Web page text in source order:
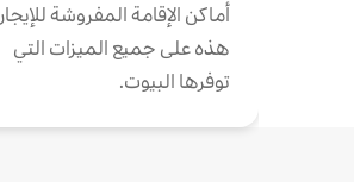
أماكن الإقامة المفروشة للإيجار
هذه على جميع الميزات التي
توفرها البيوت.